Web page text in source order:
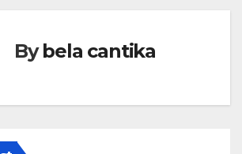
Bybela cantika